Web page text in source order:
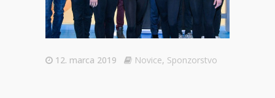
12. marca 2019 Novice, Sponzorstvo